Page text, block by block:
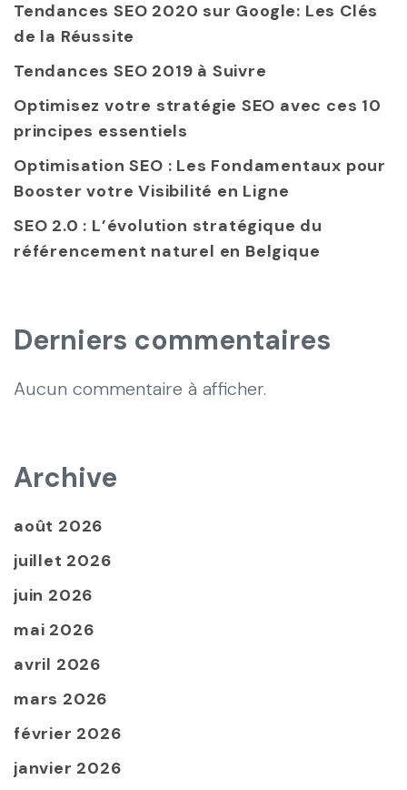
Tendances SEO 2020 sur Google: Les Clés
de la Réussite
Tendances SEO 2019 à Suivre
Optimisez votre stratégie SEO avec ces 10
principes essentiels
Optimisation SEO : Les Fondamentaux pour
Booster votre Visibilité en Ligne
SEO 2.0 : L’évolution stratégique du
référencement naturel en Belgique
Derniers commentaires
Aucun commentaire à afficher.
Archive
août 2026
juillet 2026
juin 2026
mai 2026
avril 2026
mars 2026
février 2026
janvier 2026